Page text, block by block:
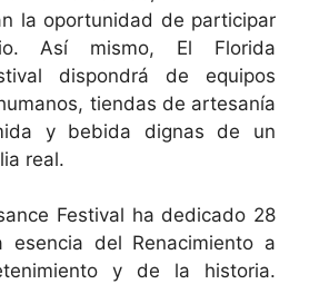
la oportunidad de participar
Así mismo, El Florida
dispondrá de equipos
tiendas de artesanía
y bebida dignas de un
real.
Festival ha dedicado 28
del Renacimiento a
y de la historia.